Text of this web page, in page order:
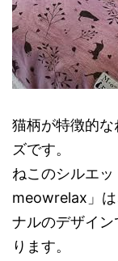
猫柄が特徴的
ズです。
ねこのシルエ
meowrelax」
ナルのデザイ
ります。